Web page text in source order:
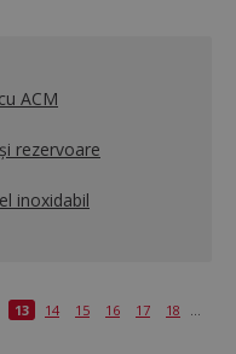
ACM
rezervoare
inoxidabil
13 14 15 16 17 18
...